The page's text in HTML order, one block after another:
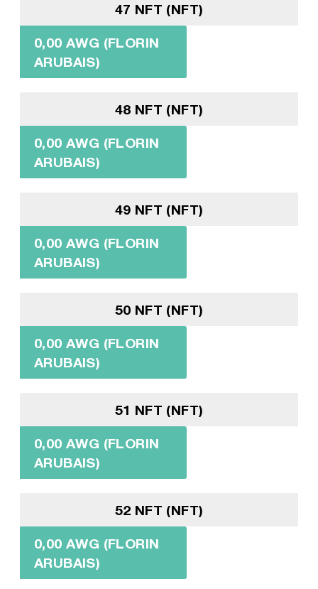
47 NFT (NFT)
0,00 AWG (FLORIN
ARUBAIS)
48 NFT (NFT)
0,00 AWG (FLORIN
ARUBAIS)
49 NFT (NFT)
0,00 AWG (FLORIN
ARUBAIS)
50 NFT (NFT)
0,00 AWG (FLORIN
ARUBAIS)
51 NFT (NFT)
0,00 AWG (FLORIN
ARUBAIS)
52 NFT (NFT)
0,00 AWG (FLORIN
ARUBAIS)